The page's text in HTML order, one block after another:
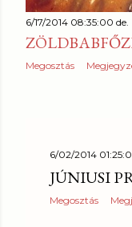
6/17/2014 08:35:00 de.
Megosztás
6/02/2014
JÚNIUSI
Megosztás